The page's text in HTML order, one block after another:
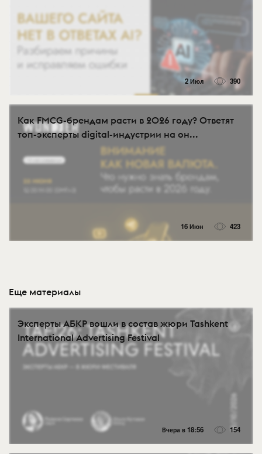
2 Июл 390
Как FMCG-брендам расти в 2026 году? Ответят
топ-эксперты digital-индустрии на он...
16 Июн 423
Еще материалы
Эксперты АБКР вошли в состав жюри Tashkent
International Advertising Festival
Вчера в 18:56 154